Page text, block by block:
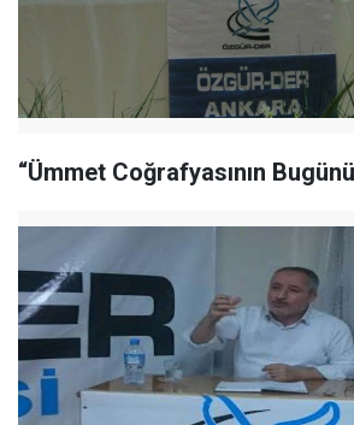
“Ümmet Coğrafyasının